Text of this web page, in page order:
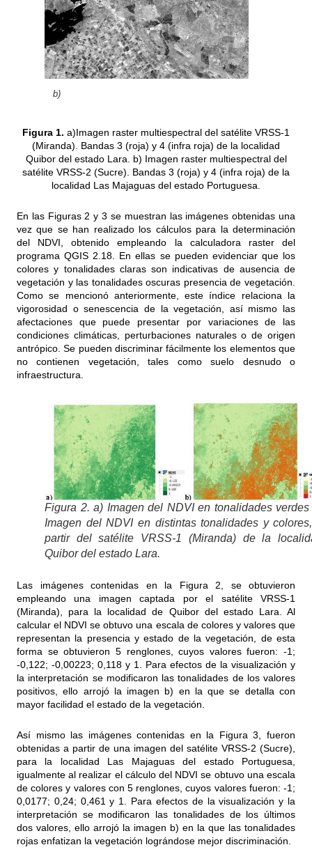
b)
Figura 1. a)Imagen raster multiespectral del satélite VRSS-1
(Miranda). Bandas 3 (roja) y 4 (infra roja) de la localidad
Quibor del estado Lara. b) Imagen raster multiespectral del
satélite VRSS-2 (Sucre). Bandas 3 (roja) y 4 (infra roja) de la
localidad Las Majaguas del estado Portuguesa.
En las Figuras 2 y 3 se muestran las imágenes obtenidas una
vez que se han realizado los cálculos para la determinación
del NDVI, obtenido empleando la calculadora raster del
programa QGIS 2.18. En ellas se pueden evidenciar que los
colores y tonalidades claras son indicativas de ausencia de
vegetación y las tonalidades oscuras presencia de vegetación.
Como se mencionó anteriormente, este índice relaciona la
vigorosidad o senescencia de la vegetación, así mismo las
afectaciones que puede presentar por variaciones de las
condiciones climáticas, perturbaciones naturales o de origen
antrópico. Se pueden discriminar fácilmente los elementos que
no contienen vegetación, tales como suelo desnudo o
infraestructura.
Figura 2. a) Imagen del NDVI en tonalidades verdes
Imagen del NDVI en distintas tonalidades y
partir del satélite VRSS-1 (Miranda) de la
Quibor del estado Lara.
Las imágenes contenidas en la Figura 2, se obtuvieron
empleando una imagen captada por el satélite VRSS-1
(Miranda), para la localidad de Quibor del estado Lara. Al
calcular el NDVI se obtuvo una escala de colores y valores que
representan la presencia y estado de la vegetación, de esta
forma se obtuvieron 5 renglones, cuyos valores fueron: -1;
-0,122; -0,00223; 0,118 y 1. Para efectos de la visualización y
la interpretación se modificaron las tonalidades de los valores
positivos, ello arrojó la imagen b) en la que se detalla con
mayor facilidad el estado de la vegetación.
Así mismo las imágenes contenidas en la Figura 3, fueron
obtenidas a partir de una imagen del satélite VRSS-2 (Sucre),
para la localidad Las Majaguas del estado Portuguesa,
igualmente al realizar el cálculo del NDVI se obtuvo una escala
de colores y valores con 5 renglones, cuyos valores fueron: -1;
0,0177; 0,24; 0,461 y 1. Para efectos de la visualización y la
interpretación se modificaron las tonalidades de los últimos
dos valores, ello arrojó la imagen b) en la que las tonalidades
rojas enfatizan la vegetación lográndose mejor discriminación.